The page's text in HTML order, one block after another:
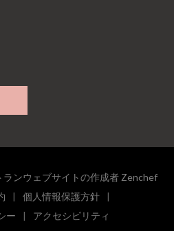
ンウェブサイトの作成者 Zenchef((
ドウで開きます))
しいウィンドウで開きます))
個人情報保護方針
((新しいウィンドウで開
ー
しいウィンドウで開きます))
アクセシビリティ
((新しいウィンドウで